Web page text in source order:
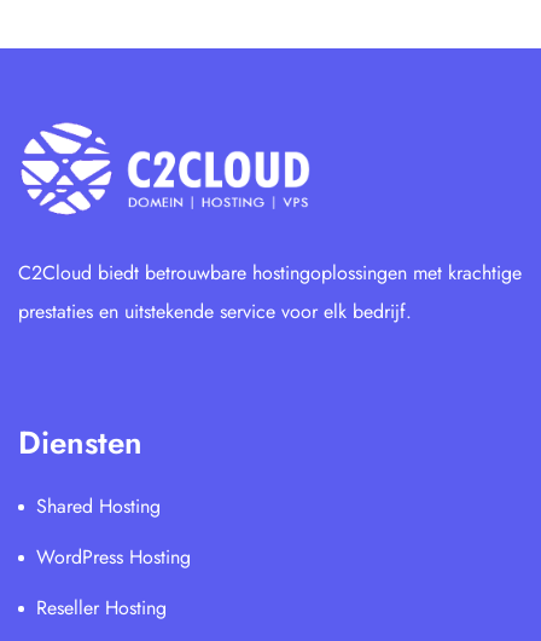
C2Cloud biedt betrouwbare hostingoplossingen met krachtige
prestaties en uitstekende service voor elk bedrijf.
Diensten
Shared Hosting
WordPress Hosting
Reseller Hosting